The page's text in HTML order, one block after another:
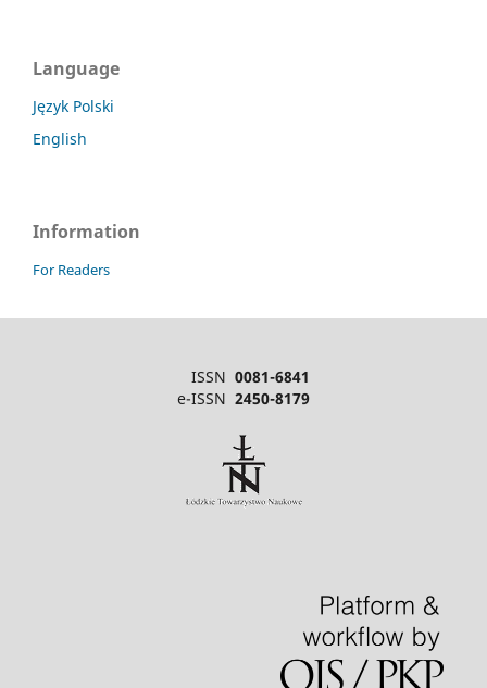
Language
Język Polski
English
Information
For Readers
ISSN 0081-6841
e-ISSN 2450-8179